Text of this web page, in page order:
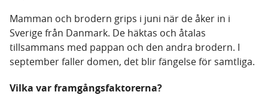
Mamman och brodern grips i juni när de åker in i
Sverige från Danmark. De häktas och åtalas
tillsammans med pappan och den andra brodern. I
september faller domen, det blir fängelse för samtliga.
Vilka var framgångsfaktorerna?